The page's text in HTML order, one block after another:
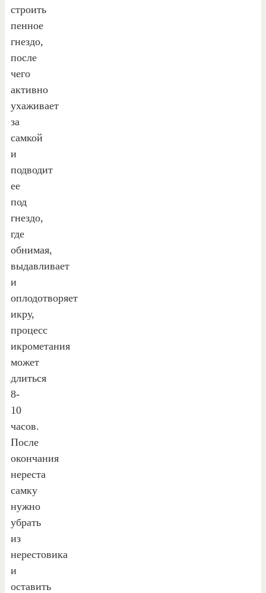
строить
пенное
гнездо,
после
чего
активно
ухаживает
за
самкой
и
подводит
ее
под
гнездо,
где
обнимая,
выдавливает
и
оплодотворяет
икру,
процесс
икрометания
может
длиться
8-
10
часов.
После
окончания
нереста
самку
нужно
убрать
из
нерестовика
и
оставить